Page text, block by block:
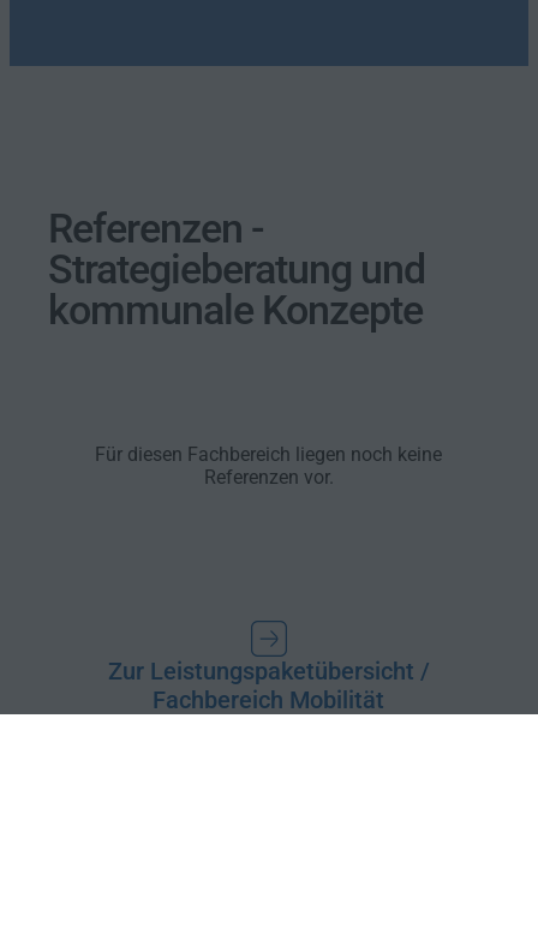
Referenzen -
Strategieberatung und
kommunale Konzepte
Für diesen Fachbereich liegen noch keine
Referenzen vor.
Zur Leistungspaketübersicht /
Fachbereich Mobilität